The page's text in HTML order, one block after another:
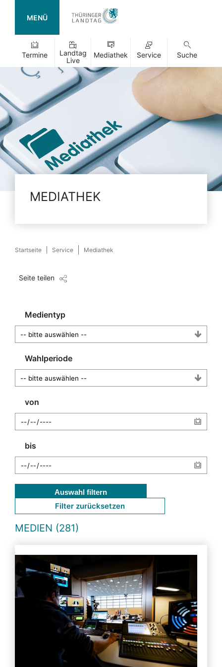
MENÜ
Termine
Landtag
Live
Mediathek Service Suche
MEDIATHEK
Startseite Service Mediathek
Seite teilen
Medientyp
Wahlperiode
von
bis
Auswahl filtern
Filter zurücksetzen
MEDIEN (281)